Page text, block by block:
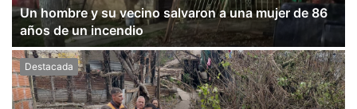
Un hombre y su vecino salvaron a una mujer de 86
años de un incendio
Destacada